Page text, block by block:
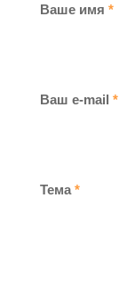
Ваше имя *
Ваш e-mail *
Тема *